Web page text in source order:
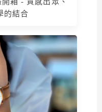
的結合